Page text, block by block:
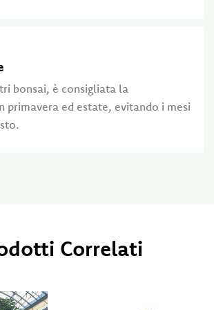
bonsai, è consigliata la
primavera ed estate, evitando i mesi
Correlati